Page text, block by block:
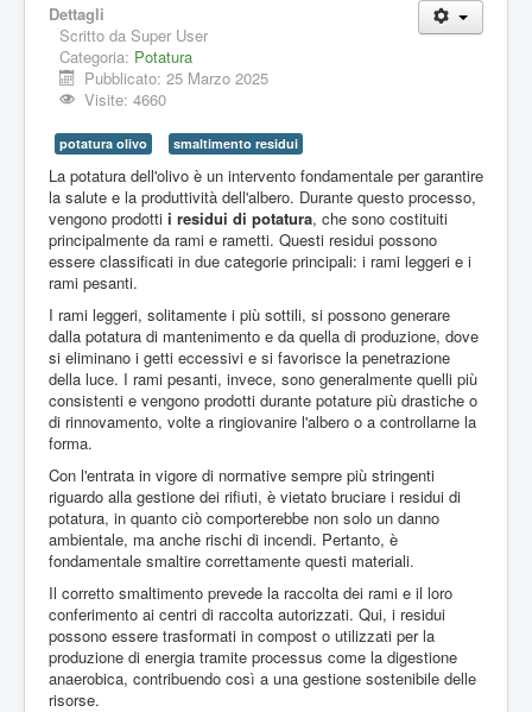
Dettagli
Scritto da Super User
Categoria: Potatura
Pubblicato: 25 Marzo 2025
Visite: 4660
potatura olivo smaltimento residui
La potatura dell'olivo è un intervento fondamentale per garantire
la salute e la produttività dell'albero. Durante questo processo,
vengono prodotti i residui di potatura, che sono costituiti
principalmente da rami e rametti. Questi residui possono
essere classificati in due categorie principali: i rami leggeri e i
rami pesanti.
I rami leggeri, solitamente i più sottili, si possono generare
dalla potatura di mantenimento e da quella di produzione, dove
si eliminano i getti eccessivi e si favorisce la penetrazione
della luce. I rami pesanti, invece, sono generalmente quelli più
consistenti e vengono prodotti durante potature più drastiche o
di rinnovamento, volte a ringiovanire l'albero o a controllarne la
forma.
Con l'entrata in vigore di normative sempre più stringenti
riguardo alla gestione dei rifiuti, è vietato bruciare i residui di
potatura, in quanto ciò comporterebbe non solo un danno
ambientale, ma anche rischi di incendi. Pertanto, è
fondamentale smaltire correttamente questi materiali.
Il corretto smaltimento prevede la raccolta dei rami e il loro
conferimento ai centri di raccolta autorizzati. Qui, i residui
possono essere trasformati in compost o utilizzati per la
produzione di energia tramite processus come la digestione
anaerobica, contribuendo così a una gestione sostenibile delle
risorse.